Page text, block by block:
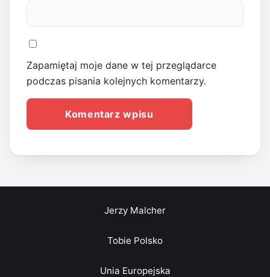
Zapamiętaj moje dane w tej przeglądarce
podczas pisania kolejnych komentarzy.
Jerzy Malcher
Tobie Polsko
Unia Europejska